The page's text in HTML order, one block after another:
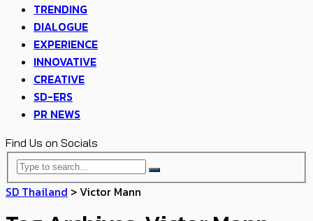
TRENDING
DIALOGUE
EXPERIENCE
INNOVATIVE
CREATIVE
SD-ERS
PR NEWS
Find Us on Socials
SD Thailand >Victor Mann